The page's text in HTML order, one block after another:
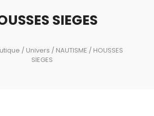
SIEGES
/ Univers / NAUTISME / HOUSSES
SIEGES